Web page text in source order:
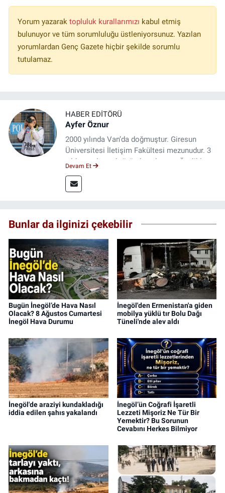
Yorum yazarak topluluk kurallarımızı kabul etmiş
bulunuyor ve tüm sorumluluğu üstleniyorsunuz. Yazılan
yorumlardan Genç Gazete hiçbir şekilde sorumlu
tutulamaz.
HABER EDITÖRÜ
Ayfer Öznur
2000 yılında Van’da doğmuştur. Giresun
Üniversitesi İletişim Fakültesi mezunudur. 3
yıldır medya sektöründe çalışıyor. Özelikle
Devam Et
Bunlar da ilginizi çekebilir
Bugün İnegöl’de Hava Nasıl
Olacak? 8 Ağustos Cumartesi
İnegöl Hava Durumu
İnegöl'den Ermenistan'a giden
mobilya yüklü tır Bolu Dağı
Tüneli'nde alev aldı
İnegöl'de araziyi kundakladığı
iddia edilen şahıs yakalandı
İnegöl’ün Coğrafi İşaretli
Lezzeti Mişoriz Ne Tür Bir
Yemektir? Bu Sorunun
Cevabını Herkes Bilmiyor